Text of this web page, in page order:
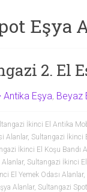
Eşya
2. El
Antika Eşya, Beyaz
İkinci El Antika
Alanlar, Sultangazi İkinci
İkinci El Koşu Bandı
, Sultangazi İkinci
El Yemek Odası Alanlar,
Alanlar, Sultangazi